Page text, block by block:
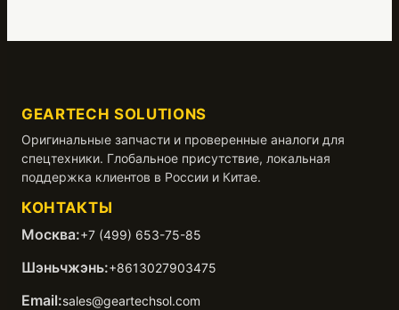
GEARTECH SOLUTIONS
Оригинальные запчасти и проверенные аналоги для
спецтехники. Глобальное присутствие, локальная
поддержка клиентов в России и Китае.
КОНТАКТЫ
Москва:+7 (499) 653-75-85
Шэньчжэнь:+8613027903475
Email:sales@geartechsol.com